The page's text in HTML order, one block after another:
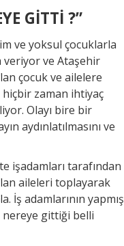
GİTTİ ?”
ve yoksul çocuklarla
veriyor ve Ataşehir
çocuk ve ailelere
zaman ihtiyaç
Olayı bire bir
aydınlatılmasını ve
işadamları tarafından
aileleri toplayarak
İş adamlarının yapmış
nereye gittiği belli